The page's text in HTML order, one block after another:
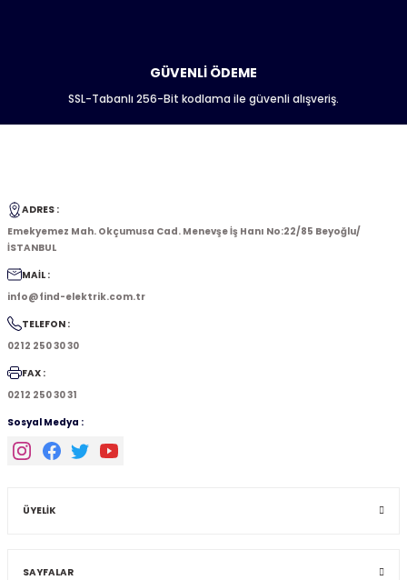
GÜVENLİ ÖDEME
SSL-Tabanlı 256-Bit kodlama ile güvenli alışveriş.
ADRES :
Emekyemez Mah. Okçumusa Cad. Menevşe İş Hanı No:22/85 Beyoğlu/
İSTANBUL
MAİL :
info@find-elektrik.com.tr
TELEFON :
0212 250 30 30
FAX :
0212 250 30 31
Sosyal Medya :
ÜYELİK
SAYFALAR